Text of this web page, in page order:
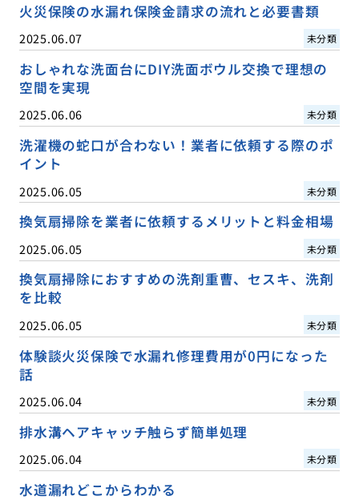
火災保険の水漏れ保険金請求の流れと必要書類
2025.06.07 未分類
おしゃれな洗面台にDIY洗面ボウル交換で理想の
空間を実現
2025.06.06 未分類
洗濯機の蛇口が合わない！業者に依頼する際のポ
イント
2025.06.05 未分類
換気扇掃除を業者に依頼するメリットと料金相場
2025.06.05 未分類
換気扇掃除におすすめの洗剤重曹、セスキ、洗剤
を比較
2025.06.05 未分類
体験談火災保険で水漏れ修理費用が0円になった
話
2025.06.04 未分類
排水溝ヘアキャッチ触らず簡単処理
2025.06.04 未分類
水道漏れどこからわかる